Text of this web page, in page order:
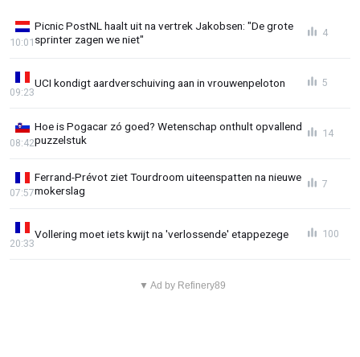
Picnic PostNL haalt uit na vertrek Jakobsen: "De grote
sprinter zagen we niet"
10:01
4
UCI kondigt aardverschuiving aan in vrouwenpeloton
09:23
5
Hoe is Pogacar zó goed? Wetenschap onthult opvallend
puzzelstuk
08:42
14
Ferrand-Prévot ziet Tourdroom uiteenspatten na nieuwe
mokerslag
07:57
7
Vollering moet iets kwijt na 'verlossende' etappezege
20:33
100
▼ Ad by Refinery89